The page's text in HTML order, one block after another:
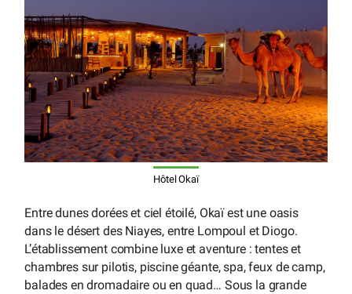
Hôtel Okaï
Entre dunes dorées et ciel étoilé, Okaï est une oasis
dans le désert des Niayes, entre Lompoul et Diogo.
L’établissement combine luxe et aventure : tentes et
chambres sur pilotis, piscine géante, spa, feux de camp,
balades en dromadaire ou en quad… Sous la grande